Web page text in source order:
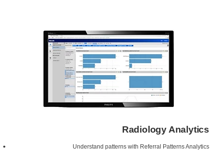
Radiology Analytics
Understand patterns with Referral Patterns Analytics